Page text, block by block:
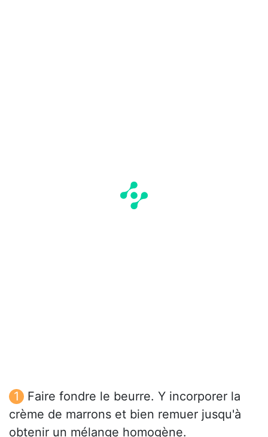
Faire fondre le beurre. Y incorporer la
crème de marrons et bien remuer jusqu'à
obtenir un mélange homogène.